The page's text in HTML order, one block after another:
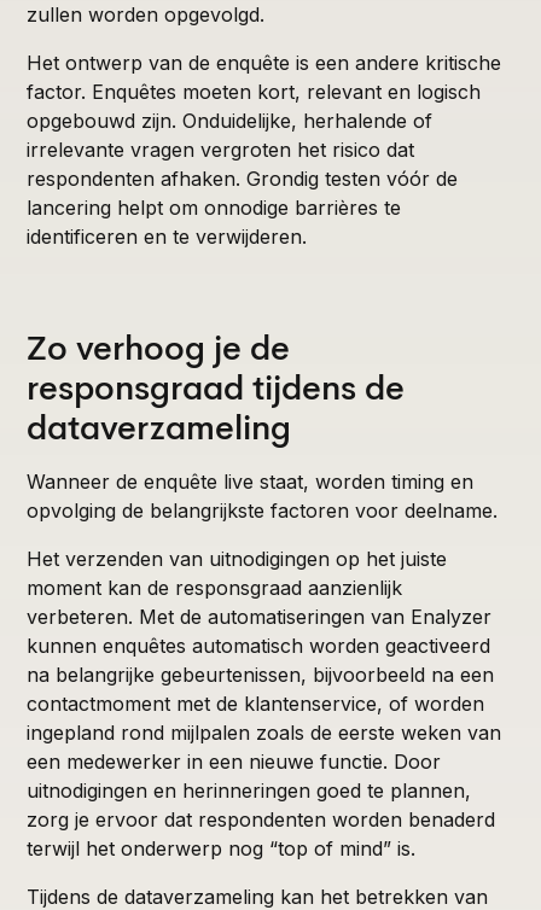
zullen worden opgevolgd.
Het ontwerp van de enquête is een andere kritische
factor. Enquêtes moeten kort, relevant en logisch
opgebouwd zijn. Onduidelijke, herhalende of
irrelevante vragen vergroten het risico dat
respondenten afhaken. Grondig testen vóór de
lancering helpt om onnodige barrières te
identificeren en te verwijderen.
Zo verhoog je de
responsgraad tijdens de
dataverzameling
Wanneer de enquête live staat, worden timing en
opvolging de belangrijkste factoren voor deelname.
Het verzenden van uitnodigingen op het juiste
moment kan de responsgraad aanzienlijk
verbeteren. Met de automatiseringen van Enalyzer
kunnen enquêtes automatisch worden geactiveerd
na belangrijke gebeurtenissen, bijvoorbeeld na een
contactmoment met de klantenservice, of worden
ingepland rond mijlpalen zoals de eerste weken van
een medewerker in een nieuwe functie. Door
uitnodigingen en herinneringen goed te plannen,
zorg je ervoor dat respondenten worden benaderd
terwijl het onderwerp nog “top of mind” is.
Tijdens de dataverzameling kan het betrekken van